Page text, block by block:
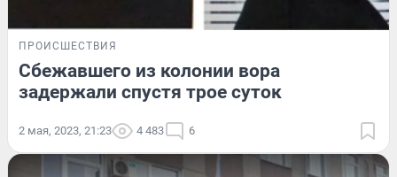
ПРОИСШЕСТВИЯ
Сбежавшего из колонии вора
задержали спустя трое суток
2 мая, 2023, 21:23 4 483 6